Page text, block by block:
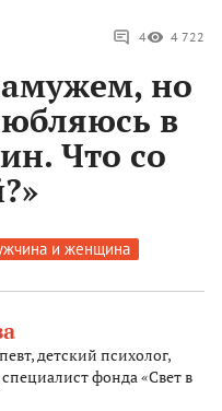
4 4 722
но
в
Что со
и женщина
детский психолог,
фонда «Свет в